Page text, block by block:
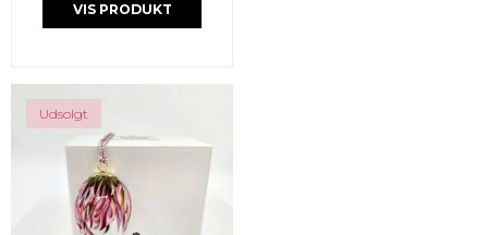
VIS PRODUKT
Udsolgt